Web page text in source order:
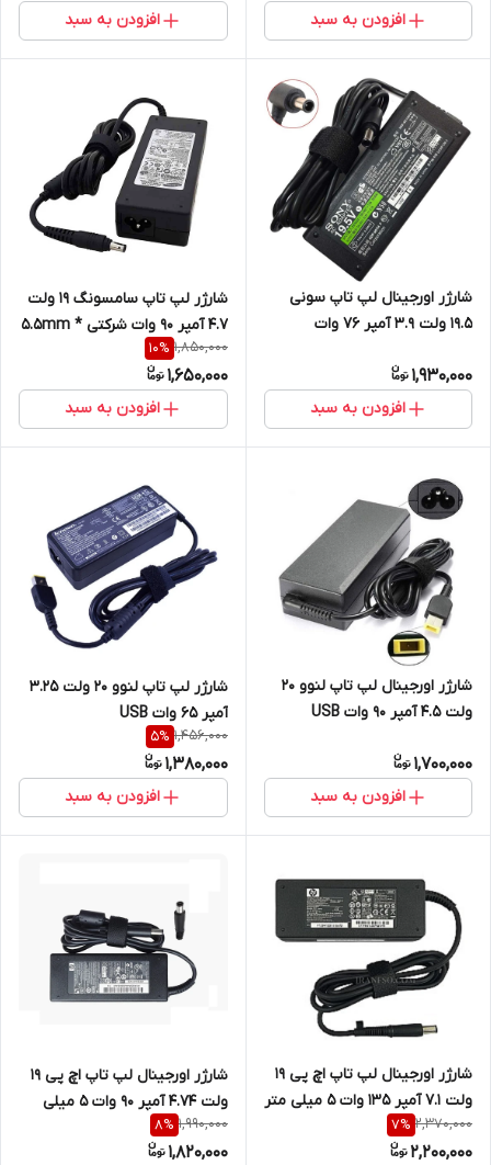
افزودن به سبد افزودن به سبد
شارژر اورجینال لپ تاپ سونی
19.5 ولت 3.9 آمپر 76 وات
1,930,000
افزودن به سبد
شارژر لپ تاپ سامسونگ 19 ولت
4.7 آمپر 90 وات شرکتی 5.5mm *
3mm ‎
1,850,000
10%
1,650,000
افزودن به سبد
شارژر اورجینال لپ تاپ لنوو 20
ولت 4.5 آمپر 90 وات USB
1,700,000
افزودن به سبد
شارژر لپ تاپ لنوو 20 ولت 3.25
آمپر 65 وات USB
1,456,000
5%
1,380,000
افزودن به سبد
شارژر اورجینال لپ تاپ اچ پی 19
ولت 7.1 آمپر 135 وات ۵ میلی متر
در ۷.۴ میلی متر
2,370,000
7%
2,200,000
شارژر اورجینال لپ تاپ اچ پی 19
ولت 4.74 آمپر 90 وات 5 میلی
متر در 7.4 میلی متر
1,990,000
8%
1,820,000